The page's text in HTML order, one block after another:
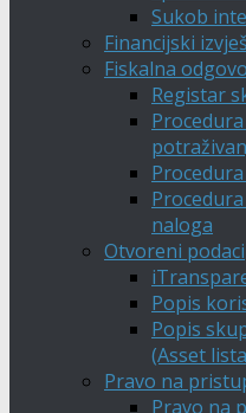
Sukob
Financijski
Fiskalna
Registar
naloga
Otvoreni podaci
Popis
Popis
(Asset
Pravo na
Pravo na